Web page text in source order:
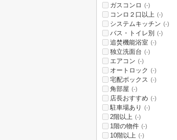
ガスコンロ (-)
コンロ２口以上 (-)
システムキッチン (-)
バス・トイレ別 (-)
追焚機能浴室 (-)
独立洗面台 (-)
エアコン (-)
オートロック (-)
宅配ボックス (-)
角部屋 (-)
店長おすすめ (-)
駐車場あり (-)
2階以上 (-)
1階の物件 (-)
10階以上 (-)